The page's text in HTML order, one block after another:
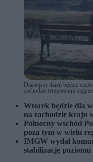
Dzisiejszy dzień będzie
zachodzie temperatura
Wtorek będzie dla
na zachodzie kraju
Północny wschód
poza tym w wielu
IMGW wydał
stabilizację